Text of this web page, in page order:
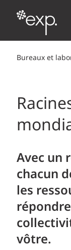
Bureaux et
Avec un
chacun
les
vôtre.